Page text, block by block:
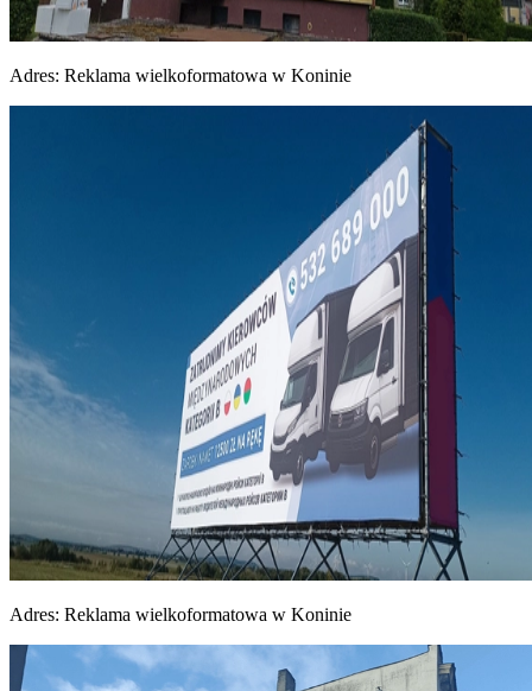
Adres: Reklama wielkoformatowa w Koninie
Adres: Reklama wielkoformatowa w Koninie